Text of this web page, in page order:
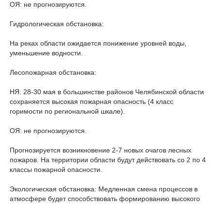
ОЯ: не прогнозируются.
Гидрологическая обстановка:
На реках области ожидается понижение уровней воды,
уменьшение водности.
Лесопожарная обстановка:
НЯ: 28-30 мая в большинстве районов Челябинской области
сохраняется высокая пожарная опасность (4 класс
горимости по региональной шкале).
ОЯ: не прогнозируются.
Прогнозируется возникновение 2-7 новых очагов лесных
пожаров. На территории области будут действовать со 2 по 4
классы пожарной опасности.
Экологическая обстановка: Медленная смена процессов в
атмосфере будет способствовать формированию высокого